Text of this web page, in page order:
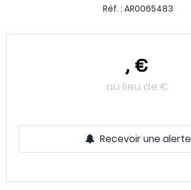
Réf. : AR0065483
, €
au lieu de €
Recevoir une alerte